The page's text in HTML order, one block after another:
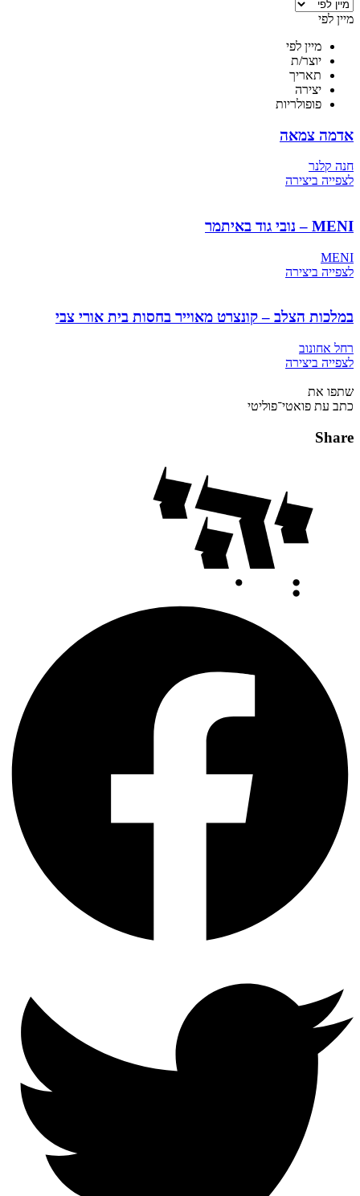
מיין לפי
מיין לפי
יוצר/ת
תאריך
יצירה
פופולריות
אדמה צמאה
חנה קלנר
לצפייה ביצירה
MENI – נובי גוד באיתמר
MENI
לצפייה ביצירה
במלכות הצלב – קונצרט מאוייר בחסות בית אורי צבי
רחל אחונוב
לצפייה ביצירה
שתפו את
כתב עת פואטי־פוליטי
Share